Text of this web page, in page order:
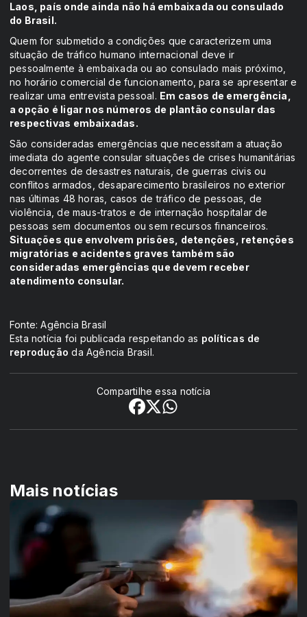
Laos, país onde ainda não há embaixada ou consulado
do Brasil.
Quem for submetido a condições que caracterizem uma
situação de tráfico humano internacional deve ir
pessoalmente à embaixada ou ao consulado mais próximo,
no horário comercial de funcionamento, para se apresentar e
realizar uma entrevista pessoal. Em casos de emergência,
a opção é ligar nos números de plantão consular das
respectivas embaixadas.
São consideradas emergências que necessitam a atuação
imediata do agente consular situações de crises humanitárias
decorrentes de desastres naturais, de guerras civis ou
conflitos armados, desaparecimento brasileiros no exterior
nas últimas 48 horas, casos de tráfico de pessoas, de
violência, de maus-tratos e de internação hospitalar de
pessoas sem documentos ou sem recursos financeiros.
Situações que envolvem prisões, detenções, retenções
migratórias e acidentes graves também são
consideradas emergências que devem receber
atendimento consular.
Fonte: Agência Brasil
Esta notícia foi publicada respeitando as políticas de
reprodução da Agência Brasil.
Compartilhe essa notícia
Mais notícias